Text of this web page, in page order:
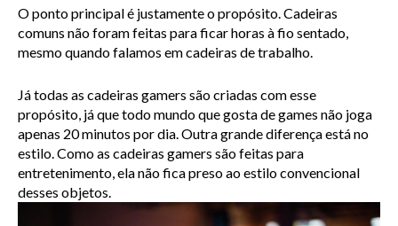
O ponto principal é justamente o propósito. Cadeiras
comuns não foram feitas para ficar horas à fio sentado,
mesmo quando falamos em cadeiras de trabalho.
Já todas as cadeiras gamers são criadas com esse
propósito, já que todo mundo que gosta de games não joga
apenas 20 minutos por dia. Outra grande diferença está no
estilo. Como as cadeiras gamers são feitas para
entretenimento, ela não fica preso ao estilo convencional
desses objetos.